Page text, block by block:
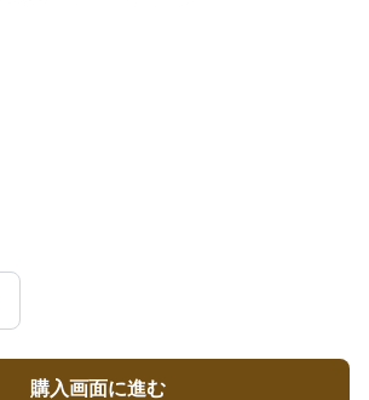
購入画面に進む